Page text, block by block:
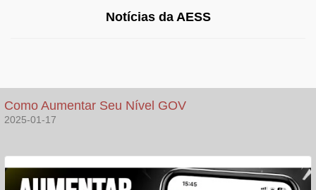
Notícias da AESS
Como Aumentar Seu Nível GOV
2025-01-17